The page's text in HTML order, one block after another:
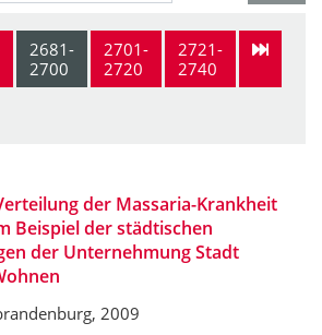
2681-
2700
2701-
2720
2721-
2740
der Massaria-Krankheit
Beispiel der städtischen
der Unternehmung Stadt
2009